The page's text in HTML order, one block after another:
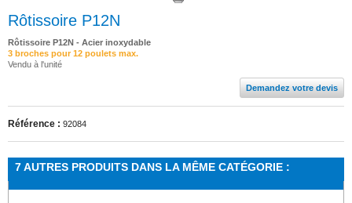
Rôtissoire P12N
Rôtissoire P12N - Acier inoxydable
3 broches pour 12 poulets max.
Vendu à l'unité
Demandez votre devis
Référence : 92084
7 AUTRES PRODUITS DANS LA MÊME CATÉGORIE :